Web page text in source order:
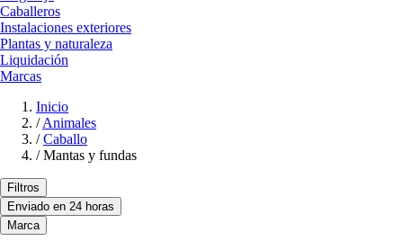
Caballeros
Instalaciones exteriores
Plantas y naturaleza
Liquidación
Marcas
Inicio
/ Animales
/ Caballo
/ Mantas y fundas
Filtros
Enviado en 24 horas
Marca